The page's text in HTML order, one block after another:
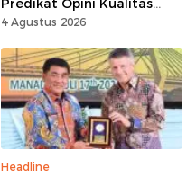
Predikat Opini Kualitas
Tinggi Tanpa
4 Agustus 2026
Headline